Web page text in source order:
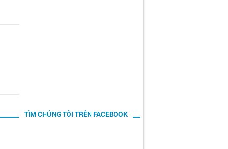
TÌM CHÚNG TÔI TRÊN FACEBOOK